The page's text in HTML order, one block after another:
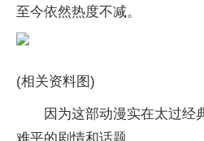
至今依然热度不减。
(相关资料图)
因为这部动漫实在太过经